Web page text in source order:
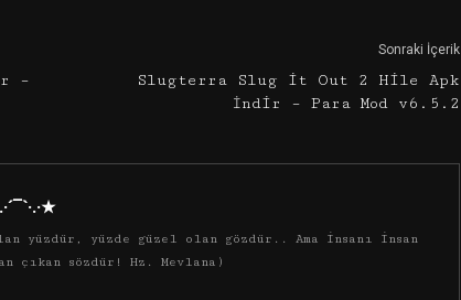
–
Sonraki İçerik
Slugterra Slug it Out 2 Hile Apk
İndir – Para Mod v6.5.2
yüzdür, yüzde güzel olan gözdür.. Ama insanı insan
çıkan sözdür! Hz. Mevlana)